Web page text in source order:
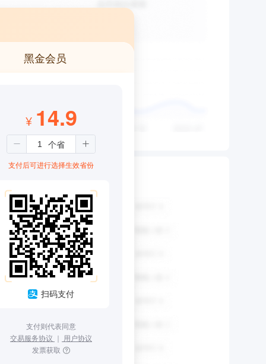
黑金会员
¥ 14.9
支付后可进行选择生效省份
扫码支付
支付则代表同意
交易服务协议 ｜ 用户协议
发票获取